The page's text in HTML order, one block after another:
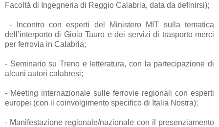
Facoltà di Ingegneria di Reggio Calabria, data da definirsi);
- Incontro con esperti del Ministero MIT sulla tematica
dell’interporto di Gioia Tauro e dei servizi di trasporto merci
per ferrovia in Calabria;
- Seminario su Treno e letteratura, con la partecipazione di
alcuni autori calabresi;
- Meeting internazionale sulle ferrovie regionali con esperti
europei (con il coinvolgimento specifico di Italia Nostra);
- Manifestazione regionale/nazionale con il presenziamento